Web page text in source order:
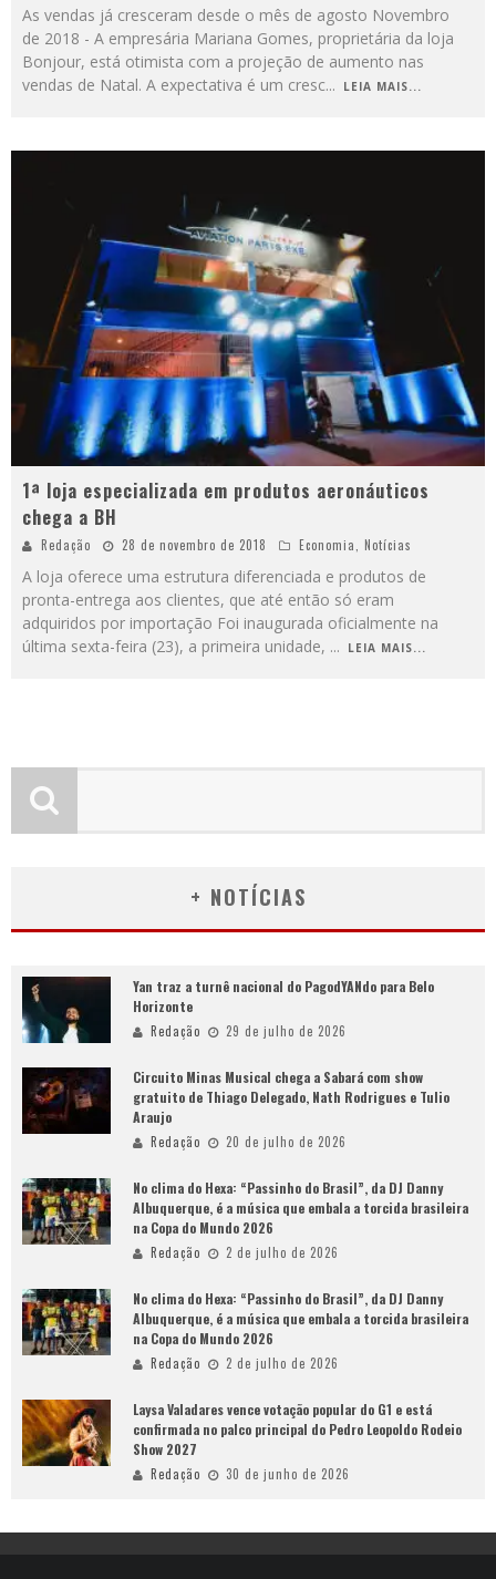
As vendas já cresceram desde o mês de agosto Novembro
de 2018 - A empresária Mariana Gomes, proprietária da loja
Bonjour, está otimista com a projeção de aumento nas
vendas de Natal. A expectativa é um cresc... LEIA MAIS...
1ª loja especializada em produtos aeronáuticos
chega a BH
Redação 28 de novembro de 2018 Economia Notícias
A loja oferece uma estrutura diferenciada e produtos de
pronta-entrega aos clientes, que até então só eram
adquiridos por importação Foi inaugurada oficialmente na
última sexta-feira (23), a primeira unidade, ... LEIA MAIS...
+ NOTÍCIAS
Yan traz a turnê nacional do PagodYANdo para Belo
Horizonte
Redação 29 de julho de 2026
Circuito Minas Musical chega a Sabará com show
gratuito de Thiago Delegado, Nath Rodrigues e Tulio
Araujo
Redação 20 de julho de 2026
No clima do Hexa: “Passinho do Brasil”, da DJ Danny
Albuquerque, é a música que embala a torcida brasileira
na Copa do Mundo 2026
Redação 2 de julho de 2026
No clima do Hexa: “Passinho do Brasil”, da DJ Danny
Albuquerque, é a música que embala a torcida brasileira
na Copa do Mundo 2026
Redação 2 de julho de 2026
Laysa Valadares vence votação popular do G1 e está
confirmada no palco principal do Pedro Leopoldo Rodeio
Show 2027
Redação 30 de junho de 2026